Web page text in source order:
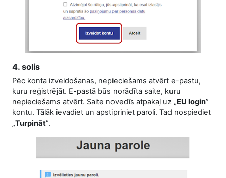
4. solis
Pēc konta izveidošanas, nepieciešams atvērt e-pastu,
kuru reģistrējāt. E-pastā būs norādīta saite, kuru
nepieciešams atvērt. Saite novedīs atpakaļ uz „EU login”
kontu. Tālāk ievadiet un apstipriniet paroli. Tad nospiediet
„Turpināt”.